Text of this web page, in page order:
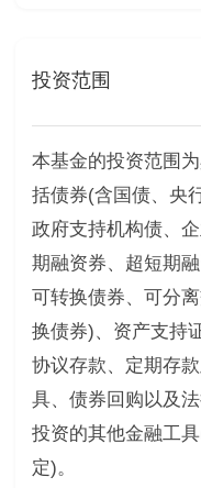
投资范围
本基金的投资范围
括债券(含国债、央
政府支持机构债、
期融资券、超短期
可转换债券、可分
换债券)、资产支持
协议存款、定期存
具、债券回购以及
投资的其他金融工
定)。